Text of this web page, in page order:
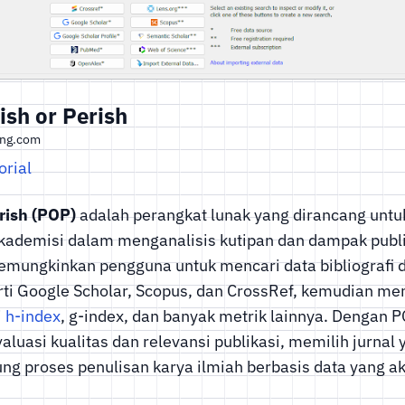
or Perish
(POP)adalah perangkat lunak yang dirancang
dalam menganalisis kutipan dan dampak
pengguna untuk mencari data bibliografi
Google Scholar, Scopus, dan CrossRef, kemudian
h-index, g-index, dan banyak metrik lainnya. Dengan
kualitas dan relevansi publikasi, memilih jurnal
proses penulisan karya ilmiah berbasis data yang